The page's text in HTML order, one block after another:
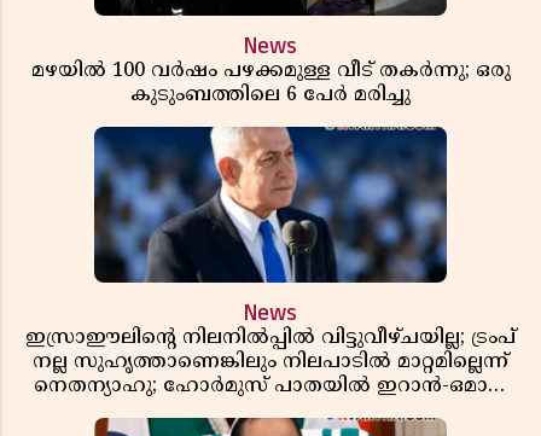
News
മഴയിൽ 100 വർഷം പഴക്കമുള്ള വീട് തകർന്നു; ഒരു
കുടുംബത്തിലെ 6 പേർ മരിച്ചു
News
ഇസ്രാഈലിന്റെ നിലനിൽപ്പിൽ വിട്ടുവീഴ്ചയില്ല; ട്രംപ്
നല്ല സുഹൃത്താണെങ്കിലും നിലപാടിൽ മാറ്റമില്ലെന്ന്
നെതന്യാഹു; ഹോർമുസ് പാതയിൽ ഇറാൻ-ഒമാൻ